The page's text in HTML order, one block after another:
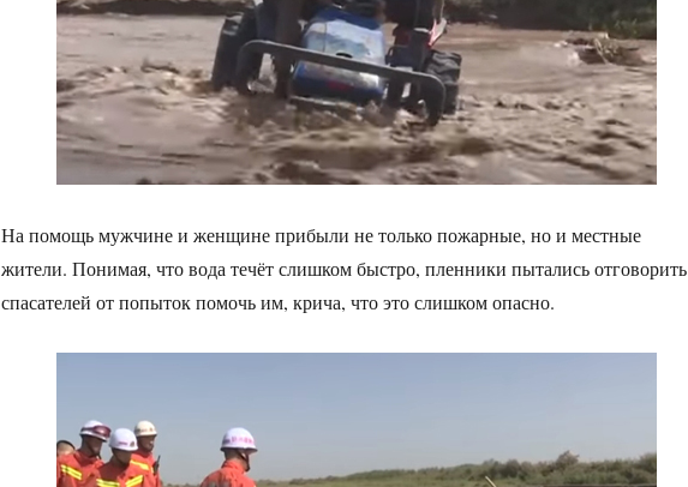
На помощь мужчине и женщине прибыли не только пожарные, но и местные
жители. Понимая, что вода течёт слишком быстро, пленники пытались отговорить
спасателей от попыток помочь им, крича, что это слишком опасно.